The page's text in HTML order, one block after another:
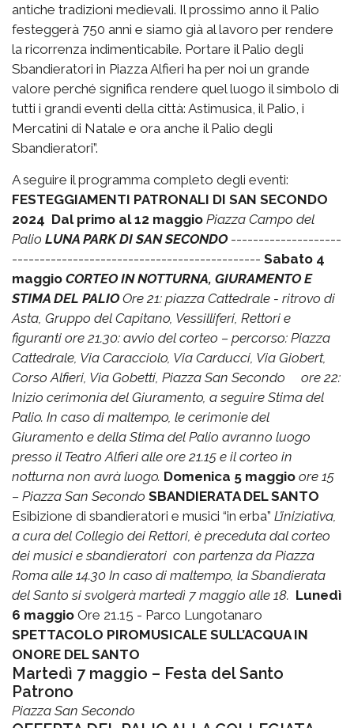
antiche tradizioni medievali. Il prossimo anno il Palio
festeggerà 750 anni e siamo già al lavoro per rendere
la ricorrenza indimenticabile. Portare il Palio degli
Sbandieratori in Piazza Alfieri ha per noi un grande
valore perché significa rendere quel luogo il simbolo di
tutti i grandi eventi della città: Astimusica, il Palio, i
Mercatini di Natale e ora anche il Palio degli
Sbandieratori”.
A seguire il programma completo degli eventi:
FESTEGGIAMENTI PATRONALI DI SAN SECONDO
2024 Dal primo al 12 maggio Piazza Campo del
Palio LUNA PARK DI SAN SECONDO--------------------
--------------------------------------------- Sabato 4
maggio CORTEO IN NOTTURNA, GIURAMENTO E
STIMA DEL PALIO Ore 21: piazza Cattedrale - ritrovo di
Asta, Gruppo del Capitano, Vessilliferi, Rettori e
figuranti ore 21.30: avvio del corteo – percorso: Piazza
Cattedrale, Via Caracciolo, Via Carducci, Via Giobert,
Corso Alfieri, Via Gobetti, Piazza San Secondo
ore 22:
Inizio cerimonia del Giuramento, a seguire Stima del
Palio. In caso di maltempo, le cerimonie del
Giuramento e della Stima del Palio avranno luogo
presso il Teatro Alfieri alle ore 21.15 e il corteo in
notturna non avrà luogo. Domenica 5 maggio ore 15
– Piazza San Secondo SBANDIERATA DEL SANTO
Esibizione di sbandieratori e musici “in erba” L’iniziativa,
a cura del Collegio dei Rettori, è preceduta dal corteo
dei musici e sbandieratori con partenza da Piazza
Roma alle 14.30 In caso di maltempo, la Sbandierata
del Santo si svolgerà martedì 7 maggio alle 18. Lunedì
6 maggio Ore 21.15 - Parco Lungotanaro
SPETTACOLO PIROMUSICALE SULL’ACQUA IN
ONORE DEL SANTO
Martedì 7 maggio – Festa del Santo
Patrono
Piazza San Secondo